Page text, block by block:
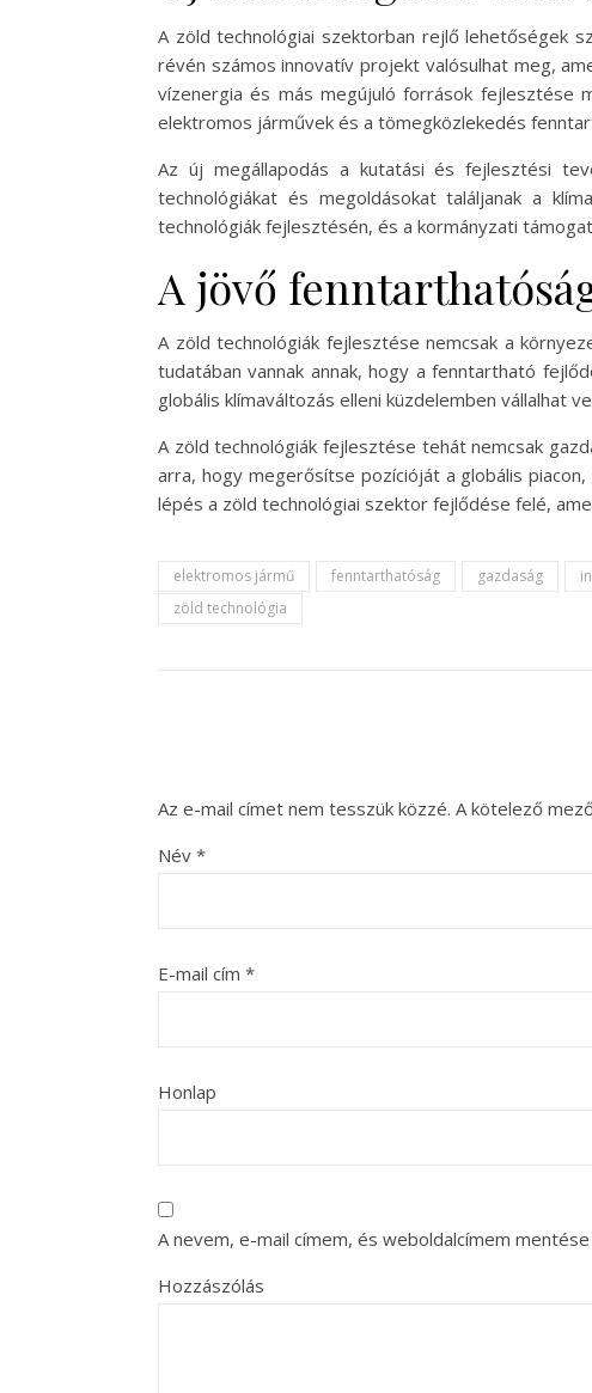
A zöld technológiai szektorban rejlő lehetőségek
révén számos innovatív projekt valósulhat meg,
vízenergia és más megújuló források fejlesztése
elektromos járművek és a tömegközlekedés
Az új megállapodás a kutatási és fejlesztési
technológiákat és megoldásokat találjanak a
technológiák fejlesztésén, és a kormányzati
A jövő
A zöld technológiák fejlesztése nemcsak a
tudatában vannak annak, hogy a fenntartható
globális klímaváltozás elleni küzdelemben vállalhat
A zöld technológiák fejlesztése tehát nemcsak
arra, hogy megerősítse pozícióját a globális
lépés a zöld technológiai szektor fejlődése felé,
elektromos jármű fenntarthatóság gazdaság
zöld technológia
Az e-mail címet nem tesszük közzé. A kötelező
Név *
E-mail cím *
Honlap
A nevem, e-mail címem, és weboldalcímem
Hozzászólás